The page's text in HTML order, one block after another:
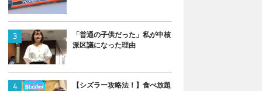
「普通の子供だった」私が中核
派区議になった理由
【シズラー攻略法！】食べ放題